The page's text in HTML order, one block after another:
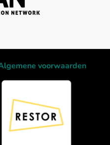
voorwaarden